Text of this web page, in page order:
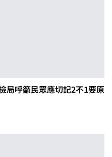
局呼籲民眾應切記2不1要原